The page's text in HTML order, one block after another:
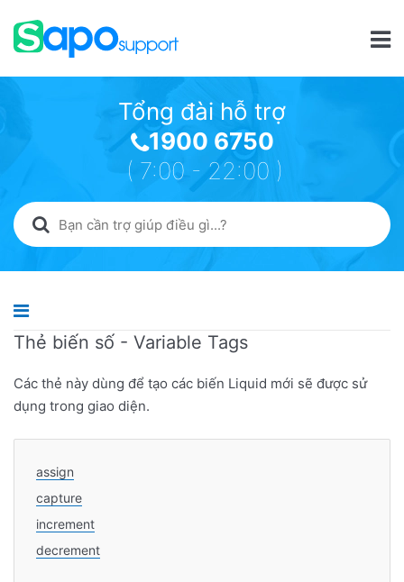
Tổng đài hỗ trợ
1900 6750
( 7:00 - 22:00 )
Thẻ biến số - Variable Tags
Các thẻ này dùng để tạo các biến Liquid mới sẽ được sử
dụng trong giao diện.
assign
capture
increment
decrement